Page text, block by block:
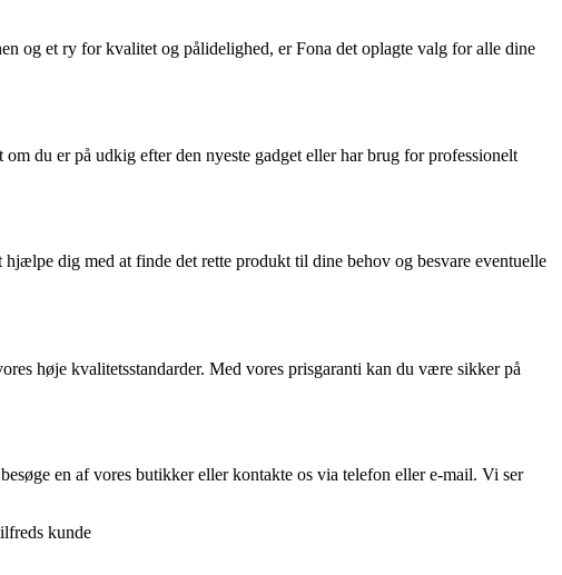
og et ry for kvalitet og pålidelighed, er Fona det oplagte valg for alle dine
du er på udkig efter den nyeste gadget eller har brug for professionelt
dig med at finde det rette produkt til dine behov og besvare eventuelle
høje kvalitetsstandarder. Med vores prisgaranti kan du være sikker på
en af vores butikker eller kontakte os via telefon eller e-mail. Vi ser
kunde